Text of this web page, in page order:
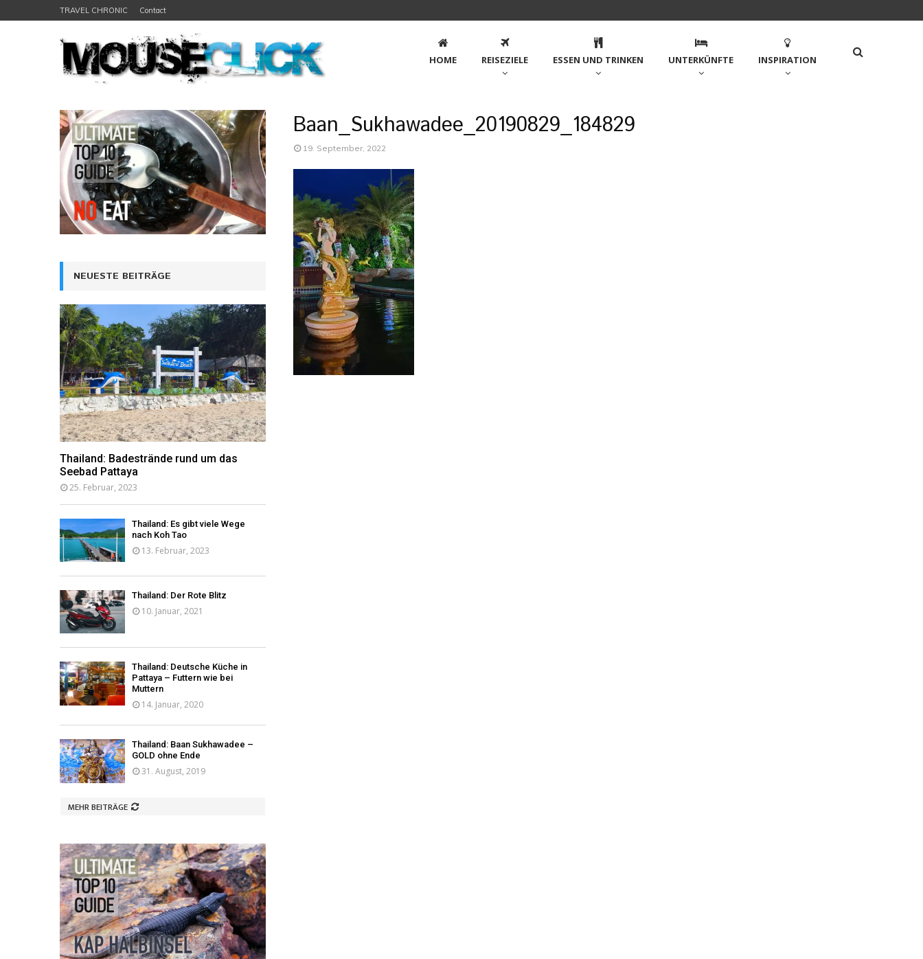
TRAVEL CHRONIC Contact
HOME REISEZIELE ESSEN UND TRINKEN UNTERKÜNFTE INSPIRATION
Baan_Sukhawadee_20190829_184829
19. September, 2022
NEUESTE BEITRÄGE
Thailand: Badestrände rund um das
Seebad Pattaya
25. Februar, 2023
Thailand: Es gibt viele Wege
nach Koh Tao
13. Februar, 2023
Thailand: Der Rote Blitz
10. Januar, 2021
Thailand: Deutsche Küche in
Pattaya – Futtern wie bei
Muttern
14. Januar, 2020
Thailand: Baan Sukhawadee –
GOLD ohne Ende
31. August, 2019
MEHR BEITRÄGE